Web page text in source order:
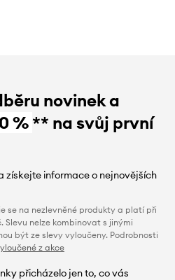
novinek a
%** na svůj první
získejte informace o nejnovějších
se na nezlevněné produkty a platí při
Slevu nelze kombinovat s jinými
být ze slevy vyloučeny. Podrobnosti
z akce
přicházelo jen to, co vás